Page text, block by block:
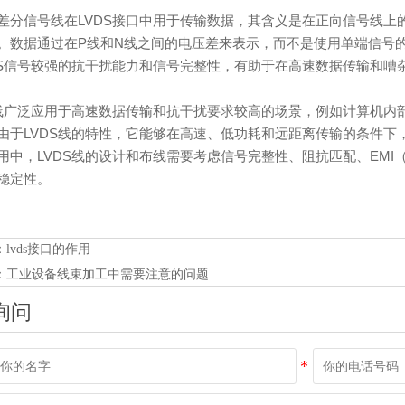
分信号线在LVDS接口中用于传输数据，其含义是在正向信号线上
数据通过在P线和N线之间的电压差来表示，而不是使用单端信号
信号较强的抗干扰能力和信号完整性，有助于在高速数据传输和嘈
广泛应用于高速数据传输和抗干扰要求较高的场景，例如计算机内
于LVDS线的特性，它能够在高速、低功耗和远距离传输的条件下
中，LVDS线的设计和布线需要考虑信号完整性、阻抗匹配、EMI
定性。
lvds接口的作用
工业设备线束加工中需要注意的问题
问